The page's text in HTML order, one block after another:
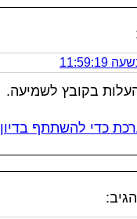
בקובץ לשמיעה.
כדי להשתתף בדיון
הגיב: